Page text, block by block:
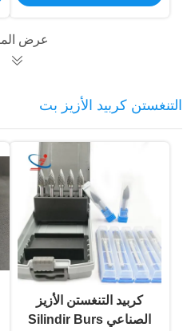
عرض
التنغستن كربيد الأزيز بت
كربيد التنغستن الأزيز
الصناعي Silindir Burs